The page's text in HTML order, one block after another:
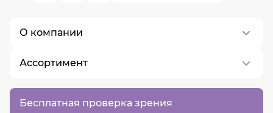
Бесплатная проверка зрения
О компании
О нас
Контакты
Вакансии
Ассортимент